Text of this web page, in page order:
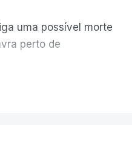
uma possível morte
perto de